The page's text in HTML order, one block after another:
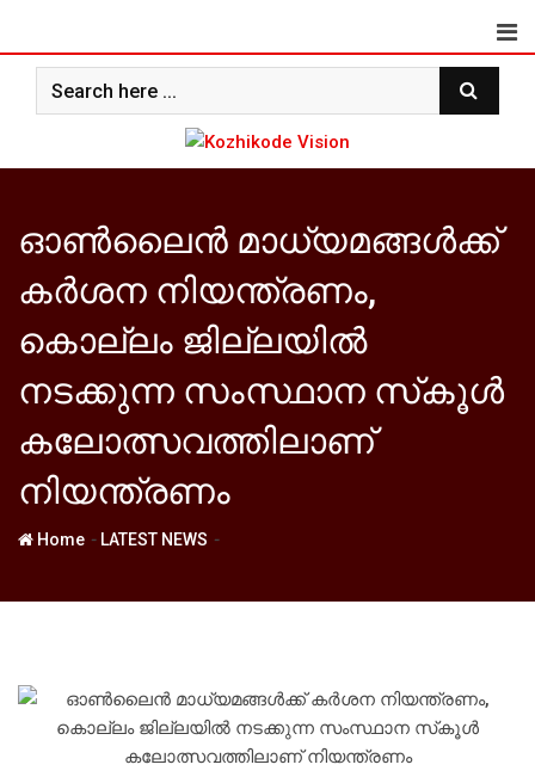
content
ഓണ്‍ലൈന്‍ മാധ്യമങ്ങള്‍ക്ക്
കര്‍ശന നിയന്ത്രണം,
കൊല്ലം ജില്ലയില്‍
നടക്കുന്ന സംസ്ഥാന സ്‌കൂള്‍
കലോത്സവത്തിലാണ്
നിയന്ത്രണം
Home - LATEST NEWS -